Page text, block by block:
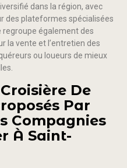
dans la région, avec
des plateformes spécialisées
regroupe également des
la vente et l’entretien des
ou loueurs de mieux
De
Par
Compagnies
À Saint-